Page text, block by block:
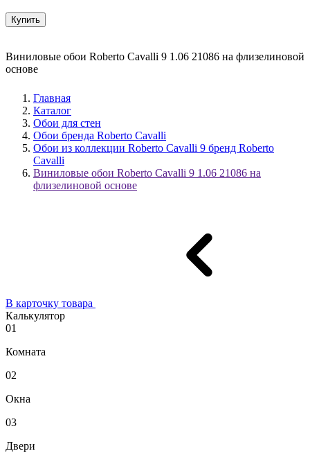
Купить
Виниловые обои Roberto Cavalli 9 1.06 21086 на флизелиновой
основе
Главная
Каталог
Обои для стен
Обои бренда Roberto Cavalli
Обои из коллекции Roberto Cavalli 9 бренд Roberto
Cavalli
Виниловые обои Roberto Cavalli 9 1.06 21086 на
флизелиновой основе
В карточку товара
Калькулятор
01
Комната
02
Окна
03
Двери